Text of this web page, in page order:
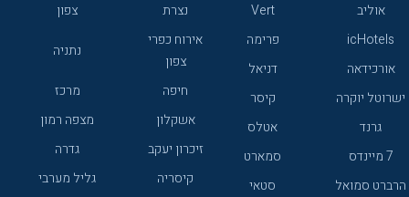
אוליב
Vert
icHotels
פרימה
אורכידאה
דניאל
ישרוטל יוקרה
קיסר
גרנד
אטלס
7 מיינדס
סמארט
הרברט סמואל
סטאי
נצרת
צפון
אירוח כפרי
צפון
נתניה
חיפה
מרכז
אשקלון
מצפה רמון
זיכרון יעקב
גדרה
קיסריה
גליל מערבי